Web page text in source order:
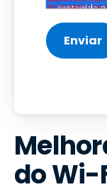
do Wi-